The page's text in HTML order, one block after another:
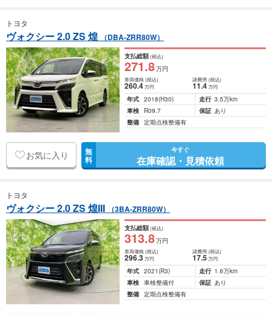
トヨタ
ヴォクシー 2.0 ZS 煌 （DBA-ZRR80W）
支払総額(税込)
271.8万円
車両価格(税込)
260.4万円
諸費用 (税込)
11.4 万円
年式 2018(H30) 走行 3.5万km
車検
R09.7 保証 あり
整備 定期点検整備有
お気に入り 無
料
今すぐ
在庫確認・見積依頼
トヨタ
ヴォクシー 2.0 ZS 煌III （3BA-ZRR80W）
支払総額(税込)
313.8万円
車両価格(税込)
296.3万円
諸費用 (税込)
17.5 万円
年式 2021(R3) 走行 1.6万km
車検 車検整備付 保証 あり
整備 定期点検整備有